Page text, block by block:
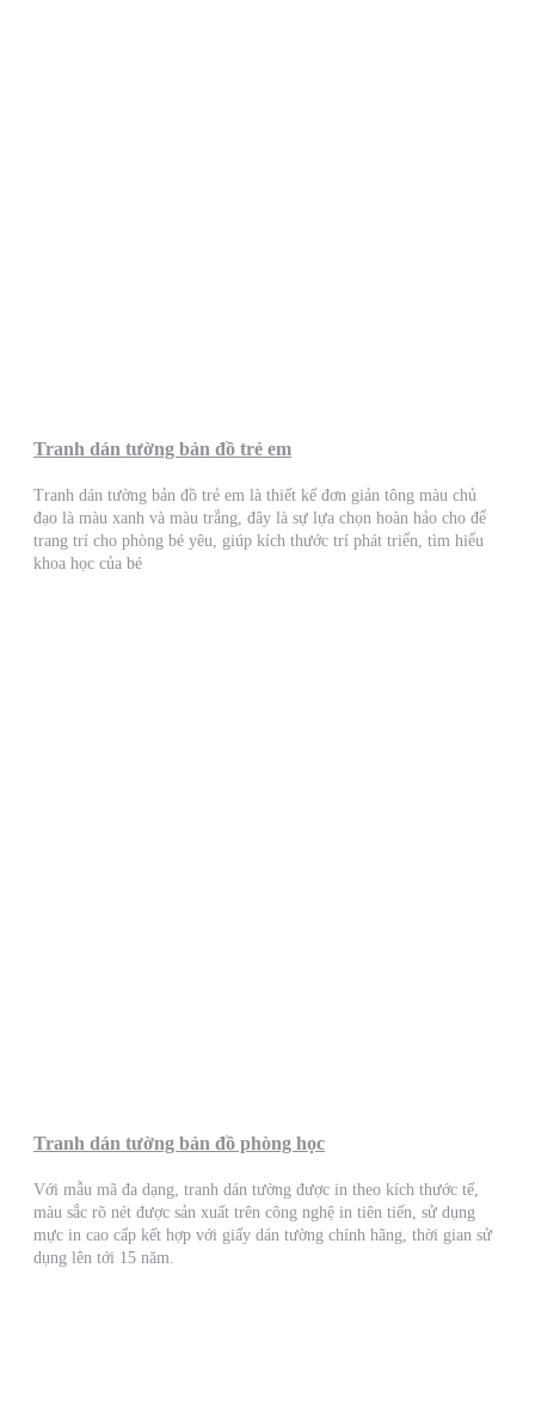
Tranh dán tường bản đồ trẻ em
Tranh dán tường bản đồ trẻ em là thiết kế đơn giản tông màu chủ
đạo là màu xanh và màu trắng, đây là sự lựa chọn hoàn hảo cho để
trang trí cho phòng bé yêu, giúp kích thước trí phát triển, tìm hiểu
khoa học của bé
Tranh dán tường bản đồ phòng học
Với mẫu mã đa dạng, tranh dán tường được in theo kích thước tế,
màu sắc rõ nét được sản xuất trên công nghệ in tiên tiến, sử dụng
mực in cao cấp kết hợp với giấy dán tường chính hãng, thời gian sử
dụng lên tới 15 năm.